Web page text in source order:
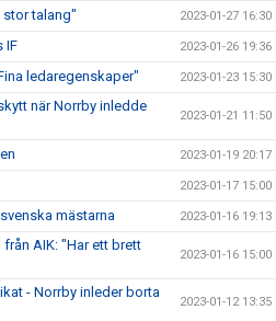
stor talang" 2023-01-27 16:30
IF 2023-01-26 19:36
ledaregenskaper" 2023-01-23 15:30
när Norrby inledde
2023-01-21 11:50
2023-01-19 20:17
2023-01-17 15:00
mästarna 2023-01-16 19:13
AIK: "Har ett brett
2023-01-16 15:00
- Norrby inleder borta
2023-01-12 13:35